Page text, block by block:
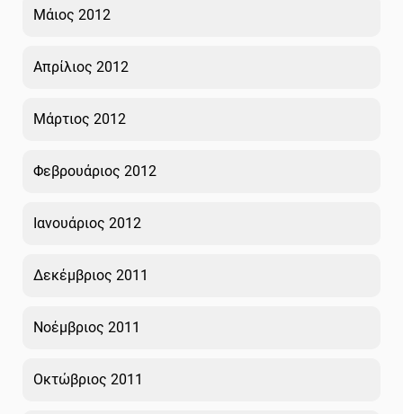
Μάιος 2012
Απρίλιος 2012
Μάρτιος 2012
Φεβρουάριος 2012
Ιανουάριος 2012
Δεκέμβριος 2011
Νοέμβριος 2011
Οκτώβριος 2011